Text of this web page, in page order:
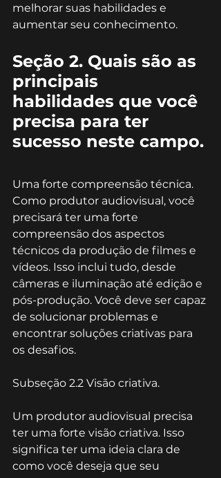
melhorar suas habilidades e
aumentar seu conhecimento.
Seção 2. Quais são as
principais
habilidades que você
precisa para ter
sucesso neste campo.
Uma forte compreensão técnica.
Como produtor audiovisual, você
precisará ter uma forte
compreensão dos aspectos
técnicos da produção de filmes e
vídeos. Isso inclui tudo, desde
câmeras e iluminação até edição e
pós-produção. Você deve ser capaz
de solucionar problemas e
encontrar soluções criativas para
os desafios.
Subseção 2.2 Visão criativa.
Um produtor audiovisual precisa
ter uma forte visão criativa. Isso
significa ter uma ideia clara de
como você deseja que seu